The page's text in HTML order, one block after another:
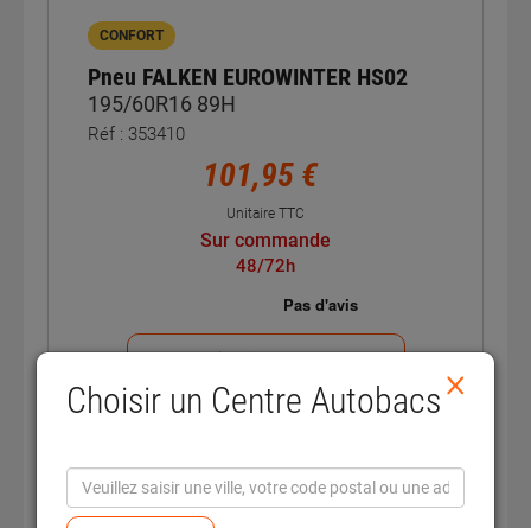
×
Choisir un Centre Autobacs
CONFORT
Pneu FALKEN EUROWINTER HS02
195/60R16 89H
Réf : 353410
101,95 €
Unitaire TTC
Sur commande
48/72h
Hiver